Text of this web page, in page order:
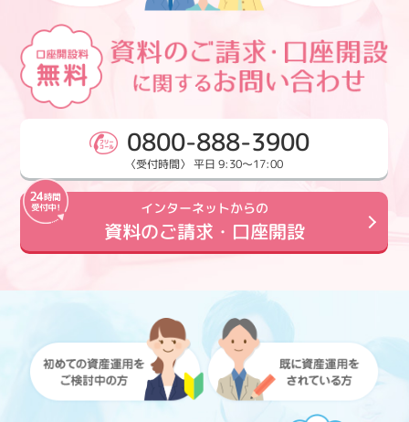
0800-888-3900
〈受付時間〉 平日 9:30～17:00
インターネットからの
資料のご請求・口座開設